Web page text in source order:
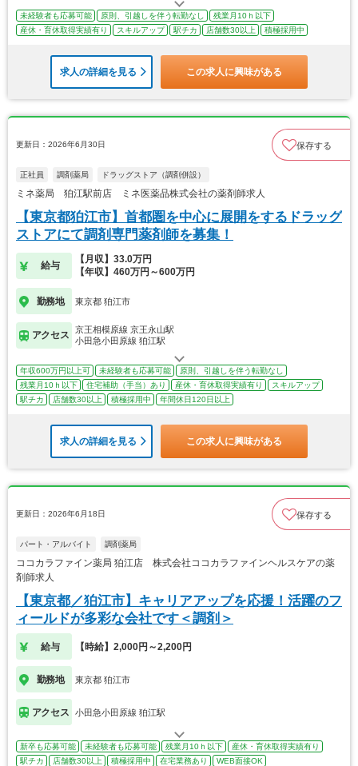
未経験者も応募可能 原則、引越しを伴う転勤なし
残業月10ｈ以下
産休・育休取得実績有り
スキルアップ 駅チカ 店舗数30以上 積極採用中
求人の詳細を見る この求人に興味がある
更新日：2026年6月30日 保存する
正社員 調剤薬局 ドラッグストア（調剤併設）
ミネ薬局 狛江駅前店 ミネ医薬品株式会社の薬剤師求人
【東京都狛江市】首都圏を中心に展開をするドラッグ
ストアにて調剤専門薬剤師を募集！
給与
【月収】33.0万円
【年収】460万円～600万円
勤務地 東京都 狛江市
アクセス
京王相模原線 京王永山駅
小田急小田原線 狛江駅
年収600万円以上可 未経験者も応募可能
原則、引越しを伴う転勤なし
残業月10ｈ以下
住宅補助（手当）あり 産休・育休取得実績有り
スキルアップ
駅チカ
店舗数30以上 積極採用中 年間休日120日以上
求人の詳細を見る この求人に興味がある
更新日：2026年6月18日 保存する
パート・アルバイト 調剤薬局
ココカラファイン薬局 狛江店 株式会社ココカラファインヘルスケアの薬
剤師求人
【東京都／狛江市】キャリアアップを応援！活躍のフ
ィールドが多彩な会社です＜調剤＞
給与 【時給】2,000円～2,200円
勤務地 東京都 狛江市
アクセス 小田急小田原線 狛江駅
新卒も応募可能 未経験者も応募可能 残業月10ｈ以下
産休・育休取得実績有り
駅チカ
店舗数30以上 積極採用中 在宅業務あり WEB面接OK